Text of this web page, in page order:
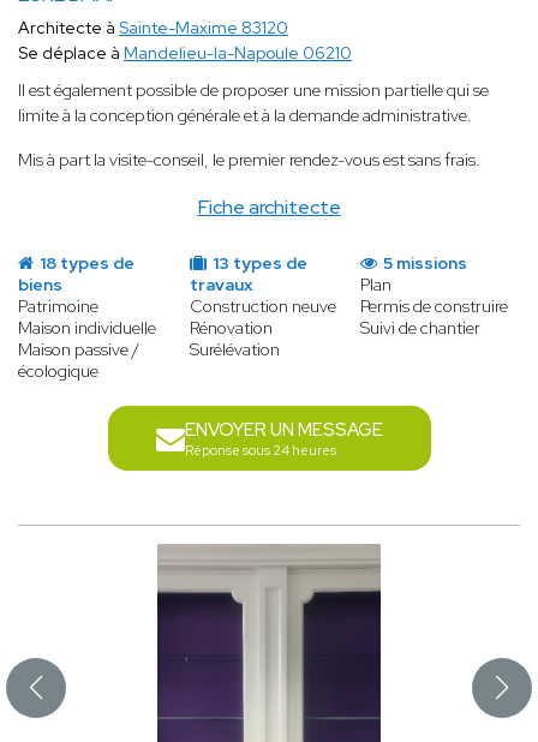
Fiche architecte
Architecte à Sainte-Maxime 83120
Se déplace à Mandelieu-la-Napoule 06210
Il est également possible de proposer une mission partielle qui se
limite à la conception générale et à la demande administrative.
Mis à part la visite-conseil, le premier rendez-vous est sans frais.
18 types de
biens
Patrimoine
Maison individuelle
Maison passive /
écologique
13 types de
travaux
Construction neuve
Rénovation
Surélévation
5 missions
Plan
Permis de construire
Suivi de chantier
ENVOYER UN MESSAGE
Réponse sous 24 heures